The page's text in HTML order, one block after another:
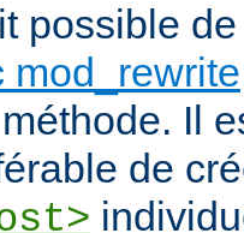
possible
mod_rewrite
Il
de